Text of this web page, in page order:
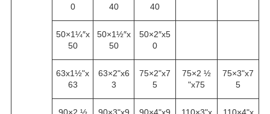
0
40
40
50×1¼″x
50
50×1½″x
50
50×2″x5
0
63x1½"x
63
63×2"x6
3
75×2"x7
5
75×2 ½
"x75
75×3"x7
5
90×2 ½ 90×3"x9 90×4"x9 110×3"x 110×4"x